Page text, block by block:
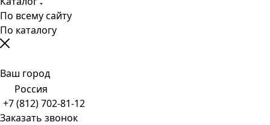
По всему сайту
По каталогу
Ваш город
Россия
+7 (812) 702-81-12
Заказать звонок